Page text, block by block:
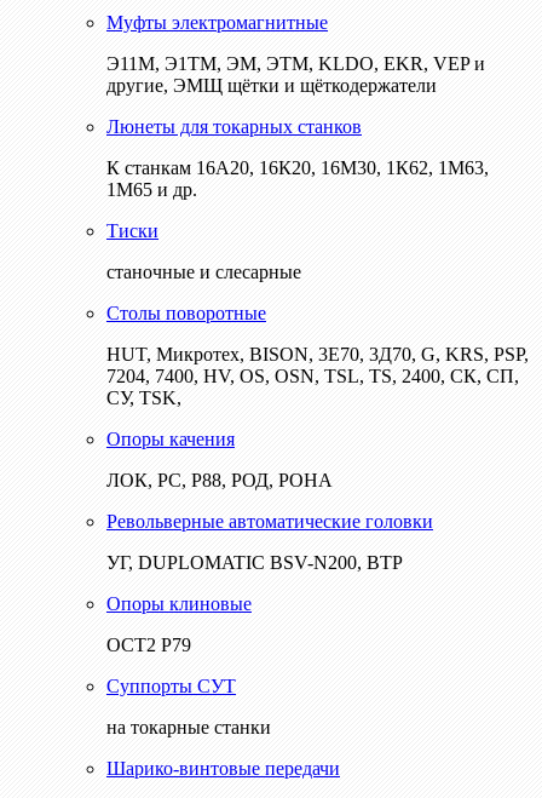
Муфты электромагнитные
Э11М, Э1ТМ, ЭМ, ЭТМ, KLDO, EKR, VEP и
другие, ЭМЩ щётки и щёткодержатели
Люнеты для токарных станков
К станкам 16А20, 16К20, 16М30, 1К62, 1М63,
1М65 и др.
Тиски
станочные и слесарные
Столы поворотные
HUT, Микротех, BISON, 3Е70, 3Д70, G, KRS, PSP,
7204, 7400, HV, OS, OSN, TSL, TS, 2400, СК, СП,
СУ, TSK,
Опоры качения
ЛОК, РС, Р88, РОД, РОНА
Револьверные автоматические головки
УГ, DUPLOMATIC BSV-N200, ВТР
Опоры клиновые
ОСТ2 Р79
Суппорты СУТ
на токарные станки
Шарико-винтовые передачи